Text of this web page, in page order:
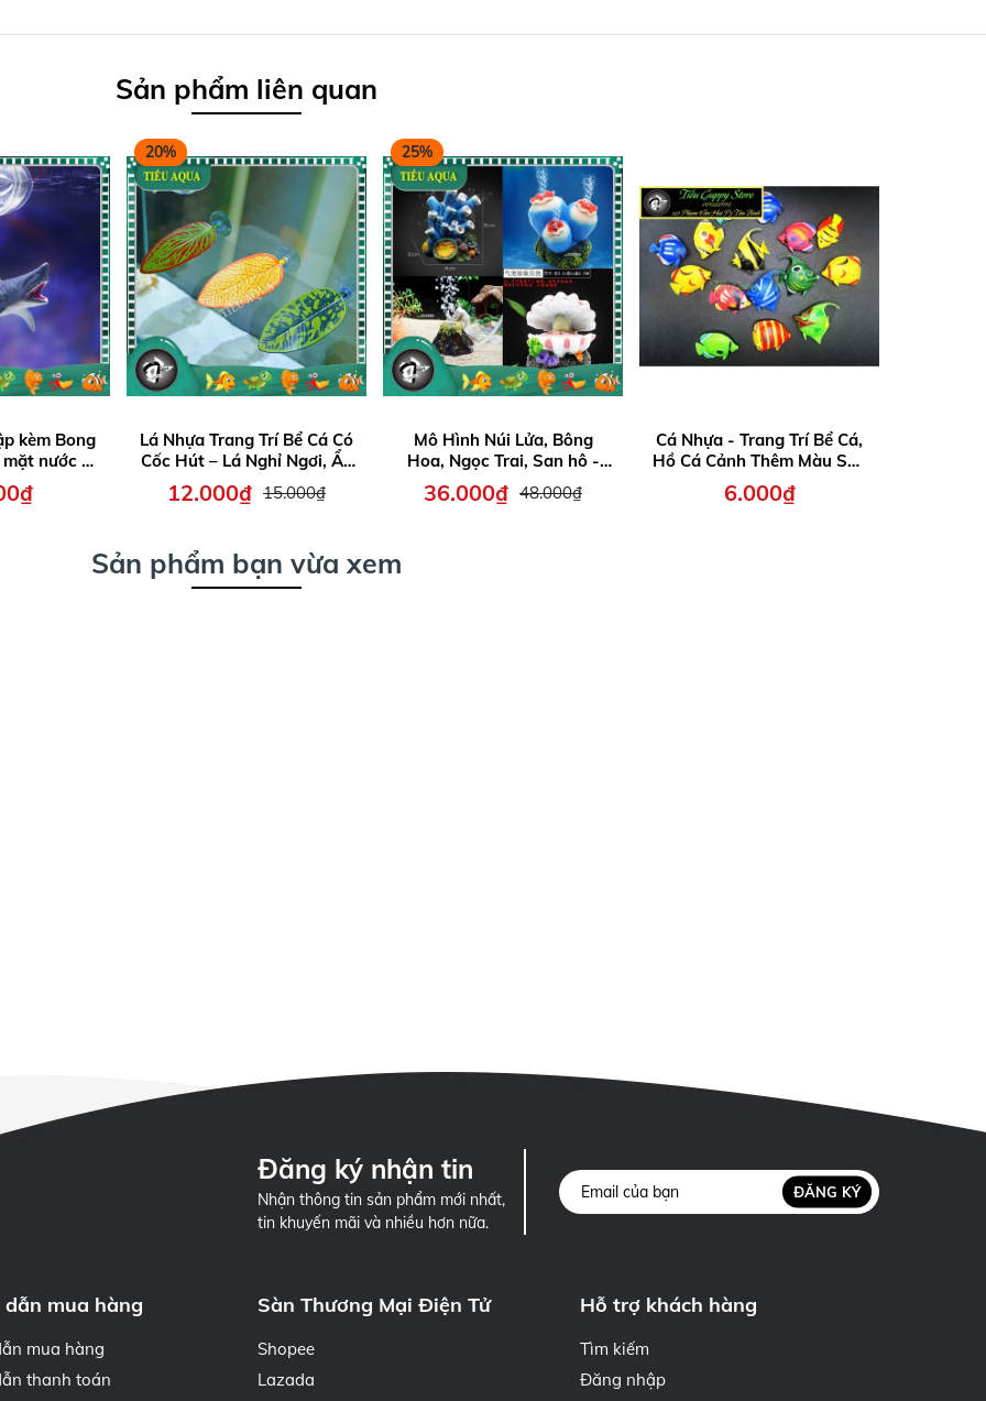
Sản phẩm liên quan
kèm Bong
nước –
giúp bể
đáng
20%
Lá Nhựa Trang Trí Bể Cá Có
Cốc Hút – Lá Nghỉ Ngơi, Ẩn
Nấp, Làm Tổ cho cá Betta
và các loại cá khác
12.000₫ 15.000₫
25%
Mô Hình Núi Lửa, Bông
Hoa, Ngọc Trai, San hô -
Sủi Oxy - Mô Hình Trang Trí
Hồ Cá
36.000₫ 48.000₫
Cá Nhựa - Trang Trí Bể Cá,
Hồ Cá Cảnh Thêm Màu Sắc
(Mẫu chọn ngẫu nhiên)
6.000₫
Sản phẩm bạn vừa xem
Đăng ký nhận tin
Nhận thông tin sản phẩm mới nhất,
tin khuyến mãi và nhiều hơn nữa.
ĐĂNG KÝ
mua hàng
mua hàng
thanh toán
Sàn Thương Mại Điện Tử
Shopee
Lazada
Hỗ trợ khách hàng
Tìm kiếm
Đăng nhập